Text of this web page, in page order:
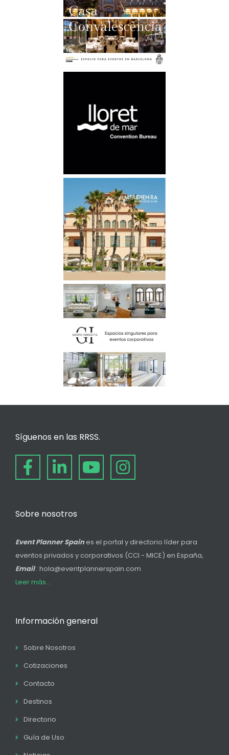
Síguenos en las RRSS.
Sobre nosotros
Event Planner Spain es el portal y directorio líder para
eventos privados y corporativos (CCI - MICE) en España,
Email: hola@eventplannerspain.com
Leer más...
Información general
Sobre Nosotros
Cotizaciones
Contacto
Destinos
Directorio
Guía de Uso